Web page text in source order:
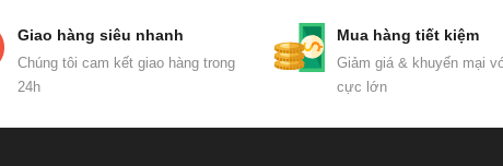
Giao hàng siêu nhanh
Chúng tôi cam kết giao hàng trong
24h
Mua hàng tiết kiệm
Giảm giá & khuyến mại
cực lớn